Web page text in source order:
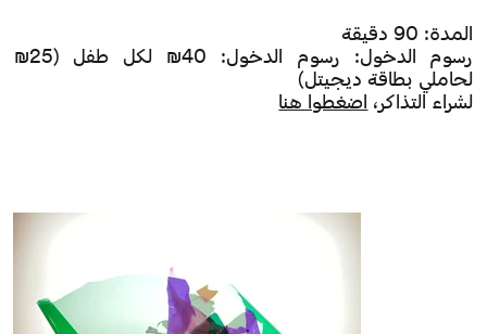
المدة: 90 دقيقة
رسوم الدخول: رسوم الدخول: 40₪ لكل طفل (25₪
لحاملي بطاقة ديجيتل)
لشراء التذاكر، اضغطوا هنا